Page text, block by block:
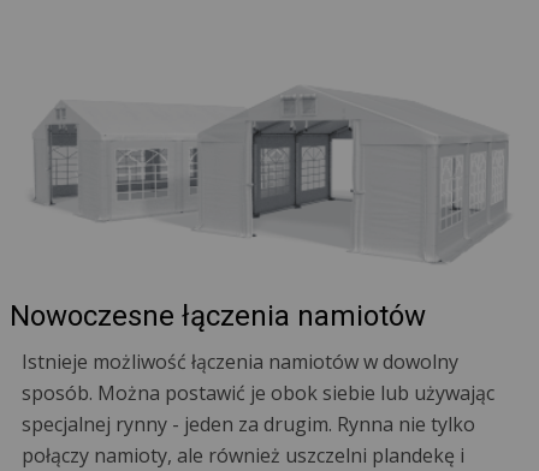
Nowoczesne łączenia namiotów
Istnieje możliwość łączenia namiotów w dowolny
sposób. Można postawić je obok siebie lub używając
specjalnej rynny - jeden za drugim. Rynna nie tylko
połączy namioty, ale również uszczelni plandekę i